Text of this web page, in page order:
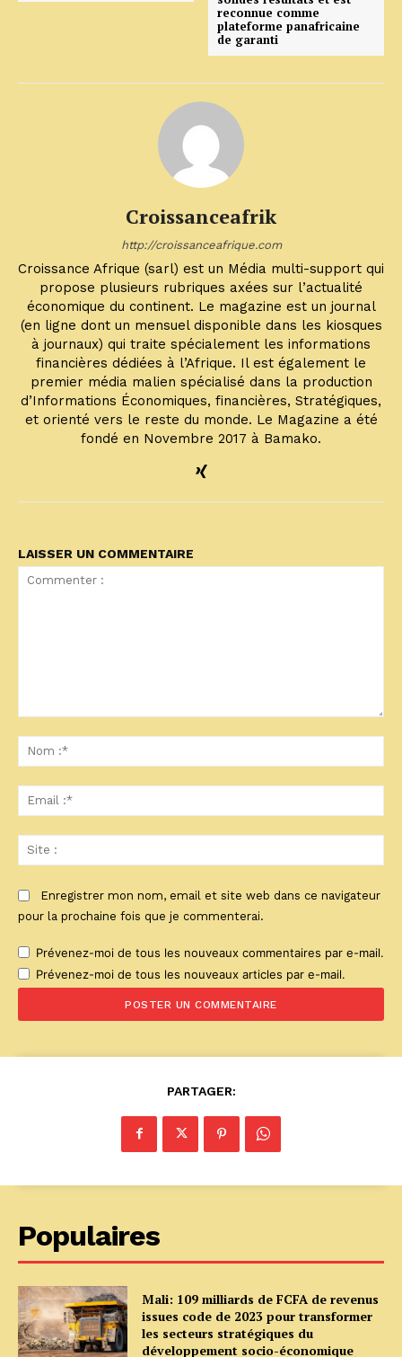
reconnue comme
plateforme panafricaine
de garanti
Croissanceafrik
http://croissanceafrique.com
Croissance Afrique (sarl) est un Média multi-support qui
propose plusieurs rubriques axées sur l’actualité
économique du continent. Le magazine est un journal
(en ligne dont un mensuel disponible dans les kiosques
à journaux) qui traite spécialement les informations
financières dédiées à l’Afrique. Il est également le
premier média malien spécialisé dans la production
d’Informations Économiques, financières, Stratégiques,
et orienté vers le reste du monde. Le Magazine a été
fondé en Novembre 2017 à Bamako.
LAISSER UN COMMENTAIRE
:*
:*
:
Enregistrer mon nom, email et site web dans ce navigateur
pour la prochaine fois que je commenterai.
Prévenez-moi de tous les nouveaux commentaires par e-mail.
Prévenez-moi de tous les nouveaux articles par e-mail.
PARTAGER:
Populaires
Mali: 109 milliards de FCFA de revenus
issues code de 2023 pour transformer
les secteurs stratégiques du
développement socio-économique